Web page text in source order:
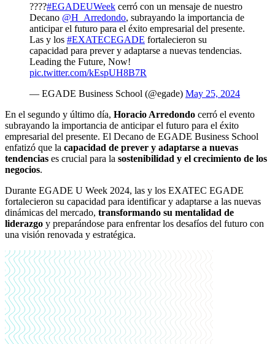
????#EGADEUWeek cerró con un mensaje de nuestro
Decano @H_Arredondo, subrayando la importancia de
anticipar el futuro para el éxito empresarial del presente.
Las y los #EXATECEGADE fortalecieron su
capacidad para prever y adaptarse a nuevas tendencias.
Leading the Future, Now!
pic.twitter.com/kEspUH8B7R
— EGADE Business School (@egade) May 25, 2024
En el segundo y último día, Horacio Arredondo cerró el evento
subrayando la importancia de anticipar el futuro para el éxito
empresarial del presente. El Decano de EGADE Business School
enfatizó que la capacidad de prever y adaptarse a nuevas
tendencias es crucial para la sostenibilidad y el crecimiento de los
negocios.
Durante EGADE U Week 2024, las y los EXATEC EGADE
fortalecieron su capacidad para identificar y adaptarse a las nuevas
dinámicas del mercado, transformando su mentalidad de
liderazgo y preparándose para enfrentar los desafíos del futuro con
una visión renovada y estratégica.